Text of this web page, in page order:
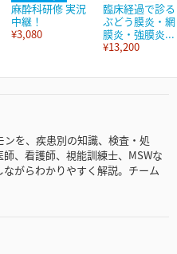
麻酔科研修 実況
中継！
¥3,080
臨床経過で診る
ぶどう膜炎・網
膜炎・強膜炎...
¥13,200
を、疾患別の知識、検査・処
、看護師、視能訓練士、MSWな
がらわかりやすく解説。チーム